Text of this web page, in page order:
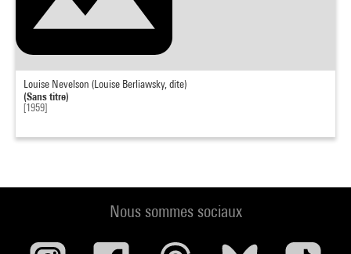
Louise Nevelson (Louise Berliawsky, dite)
(Sans titre)
[1959]
Nous sommes sociaux